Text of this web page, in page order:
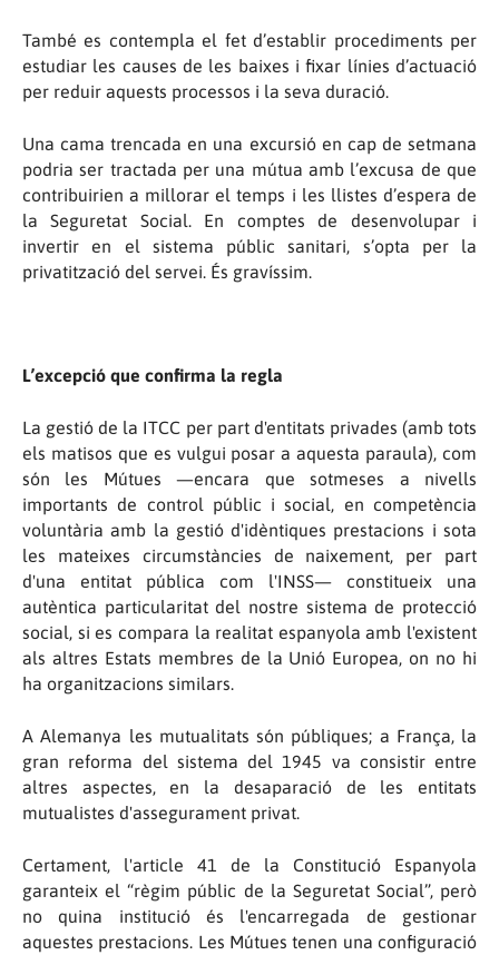
També es contempla el fet d’establir procediments per
estudiar les causes de les baixes i fixar línies d’actuació
per reduir aquests processos i la seva duració.
Una cama trencada en una excursió en cap de setmana
podria ser tractada per una mútua amb l’excusa de que
contribuirien a millorar el temps i les llistes d’espera de
la Seguretat Social. En comptes de desenvolupar i
invertir en el sistema públic sanitari, s’opta per la
privatització del servei. És gravíssim.
L’excepció que confirma la regla
La gestió de la ITCC per part d'entitats privades (amb tots
els matisos que es vulgui posar a aquesta paraula), com
són les Mútues —encara que sotmeses a nivells
importants de control públic i social, en competència
voluntària amb la gestió d'idèntiques prestacions i sota
les mateixes circumstàncies de naixement, per part
d'una entitat pública com l'INSS— constitueix una
autèntica particularitat del nostre sistema de protecció
social, si es compara la realitat espanyola amb l'existent
als altres Estats membres de la Unió Europea, on no hi
ha organitzacions similars.
A Alemanya les mutualitats són públiques; a França, la
gran reforma del sistema del 1945 va consistir entre
altres aspectes, en la desaparació de les entitats
mutualistes d'assegurament privat.
Certament, l'article 41 de la Constitució Espanyola
garanteix el “règim públic de la Seguretat Social”, però
no quina institució és l'encarregada de gestionar
aquestes prestacions. Les Mútues tenen una configuració